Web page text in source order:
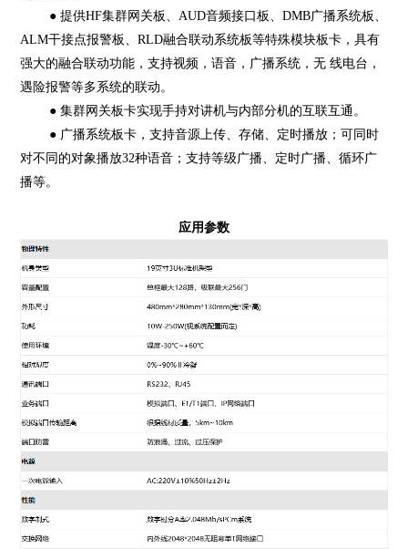
● 提供HF集群网关板、AUD音频接口板、DMB广播系统板、
ALM干接点报警板、RLD融合联动系统板等特殊模块板卡，具有
强大的融合联动功能，支持视频，语音，广播系统，无 线电台，
遇险报警等多系统的联动。
● 集群网关板卡实现手持对讲机与内部分机的互联互通。
● 广播系统板卡，支持音源上传、存储、定时播放；可同时
对不同的对象播放32种语音；支持等级广播、定时广播、循环广
播等。
应用参数